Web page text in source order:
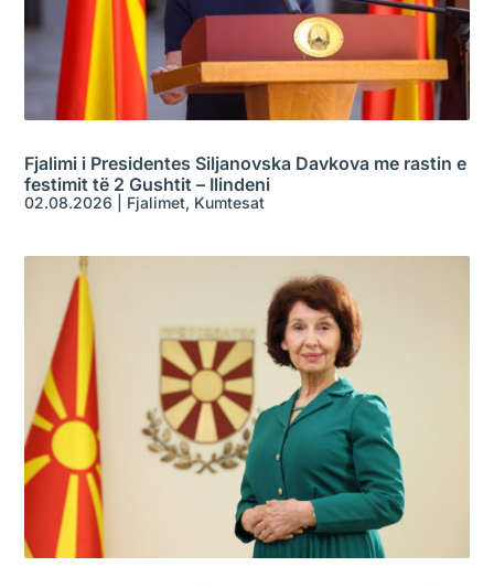
Fjalimi i Presidentes Siljanovska Davkova me rastin e
festimit të 2 Gushtit – Ilindeni
02.08.2026 Fjalimet, Kumtesat